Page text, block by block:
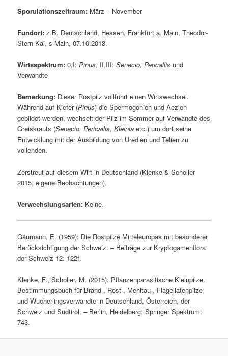
Sporulationszeitraum: März – November
Fundort:z.B. Deutschland, Hessen, Frankfurt a. Main, Theodor-
Stern-Kai, s Main, 07.10.2013.
Wirtsspektrum: 0,I:Pinus, II,III:Senecio, Pericallisund
Verwandte
Bemerkung: Dieser Rostpilz vollführt einen Wirtswechsel.
Während auf Kiefer (Pinus) die Spermogonien und Aezien
gebildet werden, wechselt der Pilz im Sommer auf Verwandte des
Greiskrauts (Senecio, Pericallis,Kleinia etc.) um dort seine
Entwicklung mit der Ausbildung von Uredien und Telien zu
vollenden.
Zerstreut auf diesem Wirt in Deutschland (Klenke & Scholler
2015, eigene Beobachtungen).
Verwechslungsarten: Keine.
Gäumann, E. (1959): Die Rostpilze Mitteleuropas mit besonderer
Berücksichtigung der Schweiz. – Beiträge zur Kryptogamenflora
der Schweiz 12: 122f.
Klenke, F., Scholler, M. (2015): Pflanzenparasitische Kleinpilze.
Bestimmungsbuch für Brand-, Rost-, Mehltau-, Flagellatenpilze
und Wucherlingsverwandte in Deutschland, Österreich, der
Schweiz und Südtirol. – Berlin, Heidelberg: Springer Spektrum:
743.